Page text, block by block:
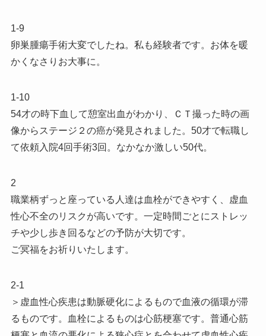
1-9
卵巣腫瘍手術大変でしたね。私も経験者です。お体を暖
かくなさりお大事に。
1-10
54才の時下血して憩室出血がわかり、ＣＴ撮った時の画
像からステージ２の癌が発見されました。50才で転職し
て依頼入院4回手術3回。なかなか激しい50代。
2
職業柄ずっと座っている人達は血栓ができやすく、虚血
性心不全のリスクが高いです。一定時間ごとにストレッ
チや少し歩き回るなどの予防が大切です。
ご冥福をお祈りいたします。
2-1
＞虚血性心疾患は動脈硬化によるもので血液の循環が滞
るものです。血栓によるものは心筋梗塞です。普通心筋